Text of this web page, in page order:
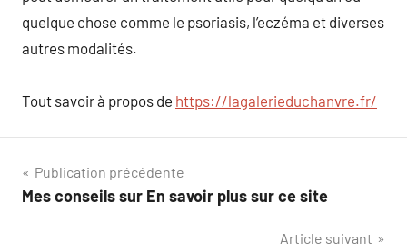
quelque chose comme le psoriasis, l’eczéma et diverses
autres modalités.
Tout savoir à propos de https://lagalerieduchanvre.fr/
Navigation
de
Publication précédente
Mes conseils sur En savoir plus sur ce site
Article suivant